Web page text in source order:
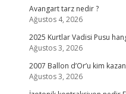
Avangart tarz nedir ?
Ağustos 4, 2026
2025 Kurtlar Vadisi Pusu
Ağustos 3, 2026
2007 Ballon d’Or’u kim
Ağustos 3, 2026